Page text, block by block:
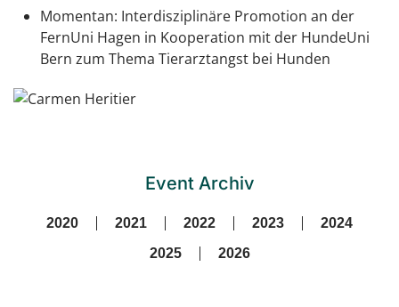
Momentan: Interdisziplinäre Promotion an der
FernUni Hagen in Kooperation mit der HundeUni
Bern zum Thema Tierarztangst bei Hunden
Event Archiv
2020 2021 2022 2023
2024
2025
2026